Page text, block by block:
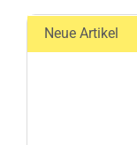
Neue Artikel